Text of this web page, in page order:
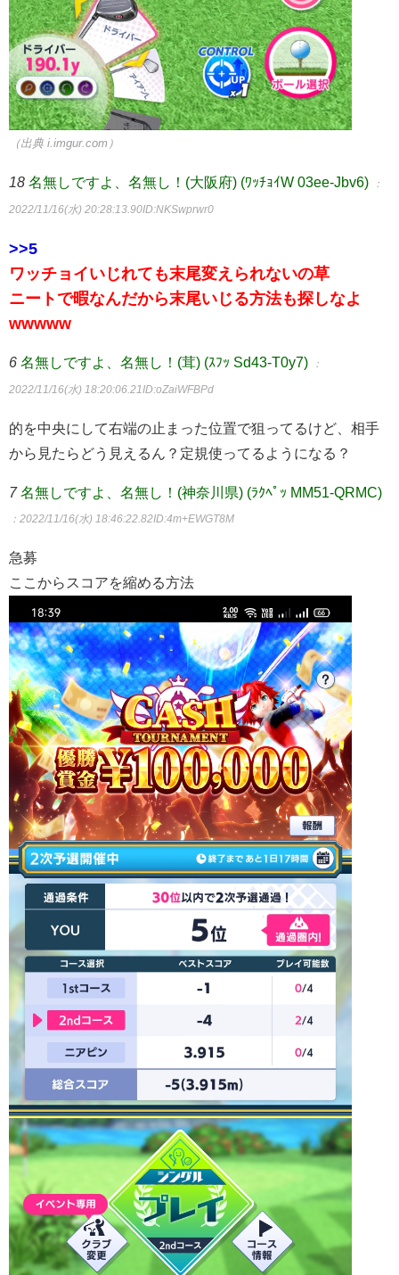
（出典 i.imgur.com）
18 名無しですよ、名無し！(大阪府) (ﾜｯﾁｮｲW 03ee-Jbv6) ：
2022/11/16(水) 20:28:13.90ID:NKSwprwr0
>>5
ワッチョイいじれても末尾変えられないの草
ニートで暇なんだから末尾いじる方法も探しなよ
wwwww
6 名無しですよ、名無し！(茸) (ｽﾌｯ Sd43-T0y7) ：
2022/11/16(水) 18:20:06.21ID:oZaiWFBPd
的を中央にして右端の止まった位置で狙ってるけど、相手
から見たらどう見えるん？定規使ってるようになる？
7 名無しですよ、名無し！(神奈川県) (ﾗｸﾍﾟｯ MM51-QRMC)
：2022/11/16(水) 18:46:22.82ID:4m+EWGT8M
急募
ここからスコアを縮める方法